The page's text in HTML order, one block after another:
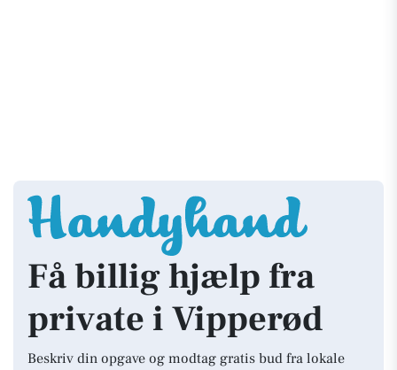
Få billig hjælp fra
private i Vipperød
Beskriv din opgave og modtag gratis bud fra lokale